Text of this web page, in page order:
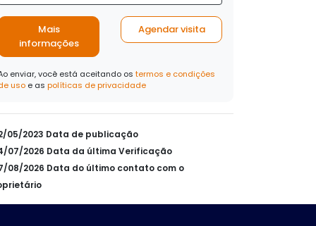
Mais
informações
Agendar visita
enviar, você está aceitando os termos e condições
uso e as políticas de privacidade
05/2023 Data de publicação
07/2026 Data da última Verificação
08/2026 Data do último contato com o